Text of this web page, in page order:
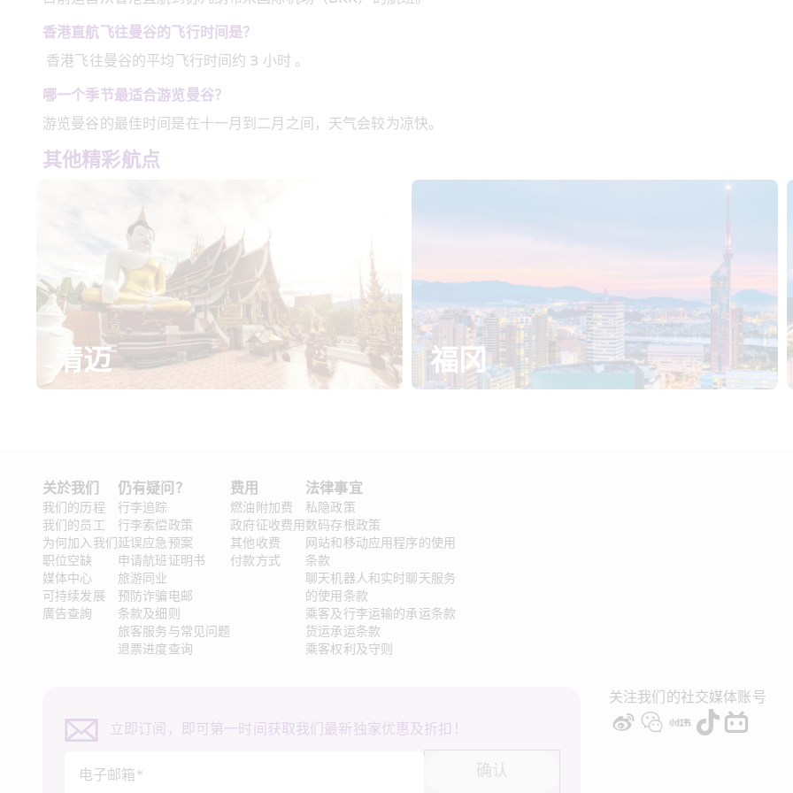
香港直航飞往曼谷的飞行时间是？
香港飞往曼谷的平均飞行时间约 3 小时 。
哪一个季节最适合游览曼谷？
游览曼谷的最佳时间是在十一月到二月之间，天气会较为凉快。
其他精彩航点
清迈 福冈
关於我们
我们的历程
我们的员工
为何加入我们
职位空缺
媒体中心
可持续发展
廣告查詢
仍有疑问？
行李追踪
行李索偿政策
延误应急预案
申请航班证明书
旅游同业
预防诈骗电邮
条款及细则
旅客服务与常见问题
退票进度查询
费用
燃油附加费
政府征收费用
其他收费
付款方式
法律事宜
私隐政策
数码存根政策
网站和移动应用程序的使用
条款
聊天机器人和实时聊天服务
的使用条款
乘客及行李运输的承运条款
货运承运条款
乘客权利及守则
立即订阅，即可第一时间获取我们最新独家优惠及折扣！
电子邮箱* 确认
关注我们的社交媒体账号